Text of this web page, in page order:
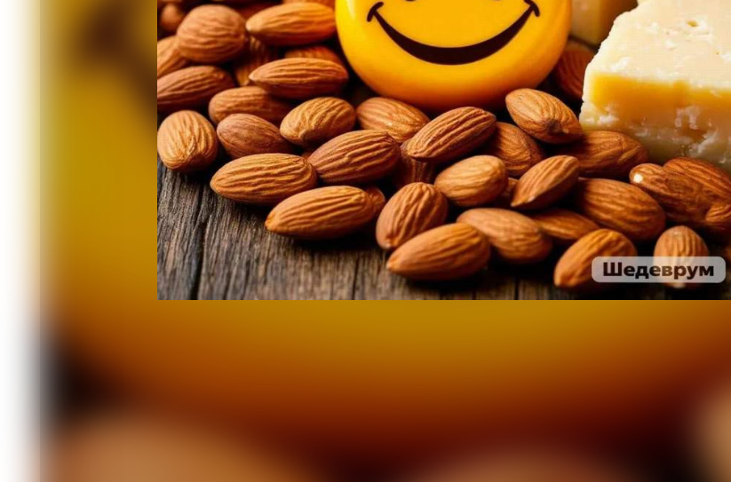
выпадают зубы.
Зубам требуется нагрузка, её обеспечивают грубоволокнистые продукты. Грубая пища
поддерживает здоровье дёсен и связок, закрепляющих в них зубы, стимулирует нормальное
кровоснабжение. Хорошим вариантов будут овощи и фрукты, такие как редис или морковь.
Их твёрдые волокна очищают зубы и массируют десны.
Читайте также
08.08 10:59
Сложные операции на позвоночнике выполнил нейрохирург БСМП в Ачинске
06.08 15:40
Врачи из 20-й красноярской больницы удалили кисту современным методом
06.08 11:24
За минувшую неделю от присасывания клещей пострадали 280 жителей Красноярского края
05.08 12:38
В августе «Поезд здоровья» отправится в Ужурский округ
03.08 16:30
Прокуратура проверила детскую больницу после тревожной истории с годовалой
пациенткой